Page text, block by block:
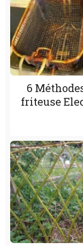
6
friteuse